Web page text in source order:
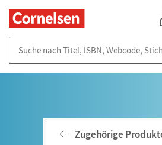
Zugehörige